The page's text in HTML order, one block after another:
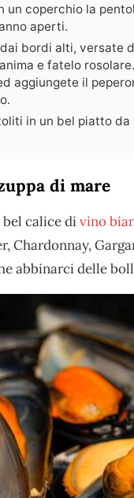
coperchio la
aperti.
bordi alti, versate
e fatelo
aggiungete il
in un bel piatto da
di mare
bel calice divino
abbinarci delle